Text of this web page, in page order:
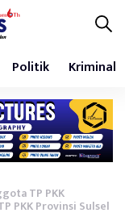
Politik Kriminal
TP PKK
PKK Provinsi Sulsel